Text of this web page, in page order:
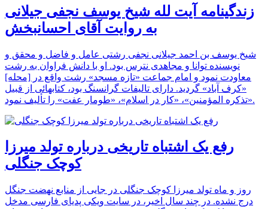
زندگینامه آیت لله شیخ یوسف نجفی جیلانی
به روایت آقای احسانبخش
شیخ یوسف بن احمد جیلانی نجفی رشتی عامل و فاضل و محقق و
نویسنده توانا و مجاهدی نترس بود. او با دانش فراوان به رشت
معاودت نمود و امام جماعت «تازه مسجد» رشت واقع در [محله]
«کرف آباد» گردید. دارای تالیفات گرانسنگ بود، کتابهائی از قبیل
«تذکره المؤمنین»، «کار در اسلام»، «طومار عفت» را تألیف نمود.
رفع یک اشتباه تاریخی درباره تولد میرزا
کوچک جنگلی
روز و ماه تولد میرزا کوچک جنگلی در جایی از منابع نهضت جنگل
درج نشده. در چند سال اخیر، در سایت ویکی پدیای فارسی مدخل